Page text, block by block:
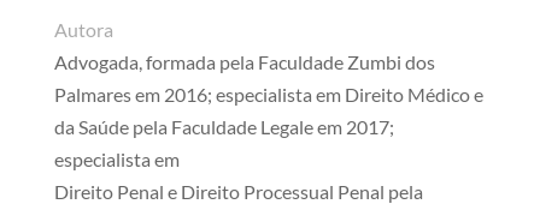
Autora
Advogada, formada pela Faculdade Zumbi dos
Palmares em 2016; especialista em Direito Médico e
da Saúde pela Faculdade Legale em 2017;
especialista em
Direito Penal e Direito Processual Penal pela